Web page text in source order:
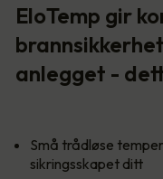
EloTemp gir
anlegget -
Små trådløse
sikringsskapet ditt